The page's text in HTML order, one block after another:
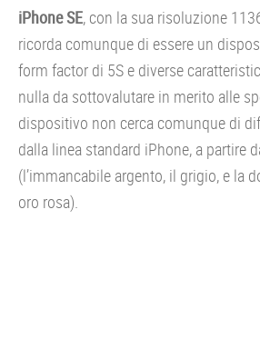
iPhone SE, con la sua risoluzione
ricorda comunque di essere un
form factor di 5S e diverse
nulla da sottovalutare in merito alle
dispositivo non cerca comunque di
dalla linea standard iPhone, a partire
(l’immancabile argento, il grigio, e la
oro rosa).